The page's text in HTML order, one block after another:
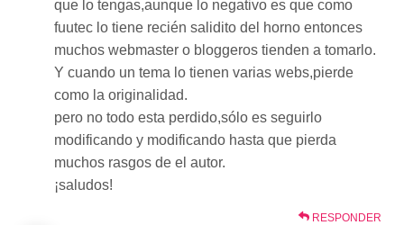
que lo tengas,aunque lo negativo es que como
fuutec lo tiene recién salidito del horno entonces
muchos webmaster o bloggeros tienden a tomarlo.
Y cuando un tema lo tienen varias webs,pierde
como la originalidad.
pero no todo esta perdido,sólo es seguirlo
modificando y modificando hasta que pierda
muchos rasgos de el autor.
¡saludos!
RESPONDER